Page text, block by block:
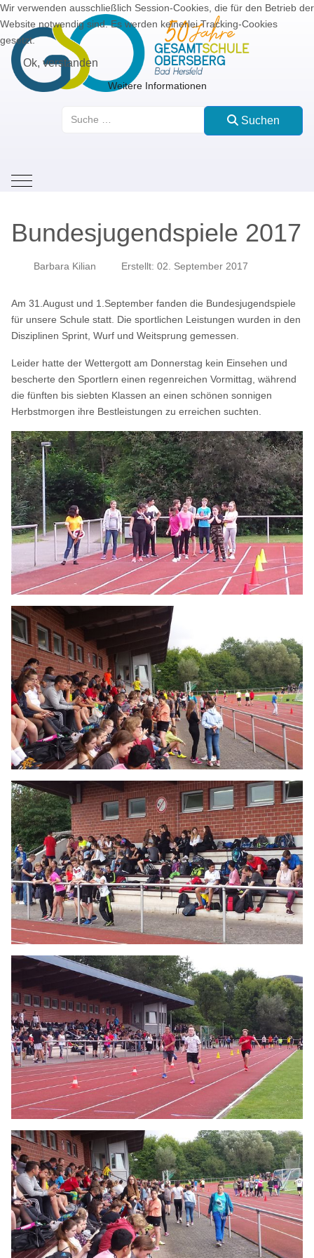
Suchen
Mobile Menu Toggle
Bundesjugendspiele 2017
Barbara Kilian Erstellt: 02. September 2017
Am 31.August und 1.September fanden die Bundesjugendspiele
für unsere Schule statt. Die sportlichen Leistungen wurden in den
Disziplinen Sprint, Wurf und Weitsprung gemessen.
Leider hatte der Wettergott am Donnerstag kein Einsehen und
bescherte den Sportlern einen regenreichen Vormittag, während
die fünften bis siebten Klassen an einen schönen sonnigen
Herbstmorgen ihre Bestleistungen zu erreichen suchten.
Wir verwenden ausschließlich Session-Cookies, die für den Betrieb der
Website notwendig sind. Es werden keinerlei Tracking-Cookies
gesetzt.
Ok, verstanden
Weitere Informationen